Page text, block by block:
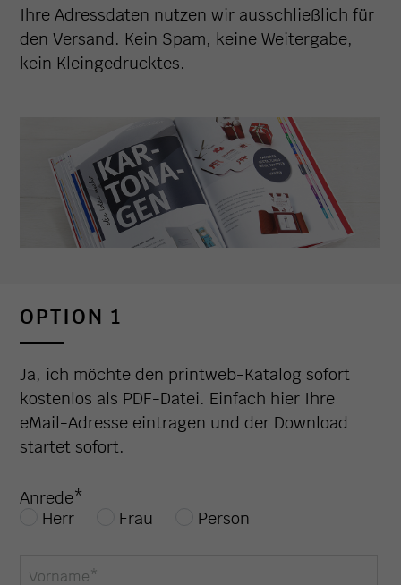
Ihre Adressdaten nutzen wir ausschließlich für
den Versand. Kein Spam, keine Weitergabe,
kein Kleingedrucktes.
OPTION 1
Ja, ich möchte den printweb-Katalog sofort
kostenlos als PDF-Datei. Einfach hier Ihre
eMail-Adresse eintragen und der Download
startet sofort.
Anrede*
Herr
Frau Person
Vorname*